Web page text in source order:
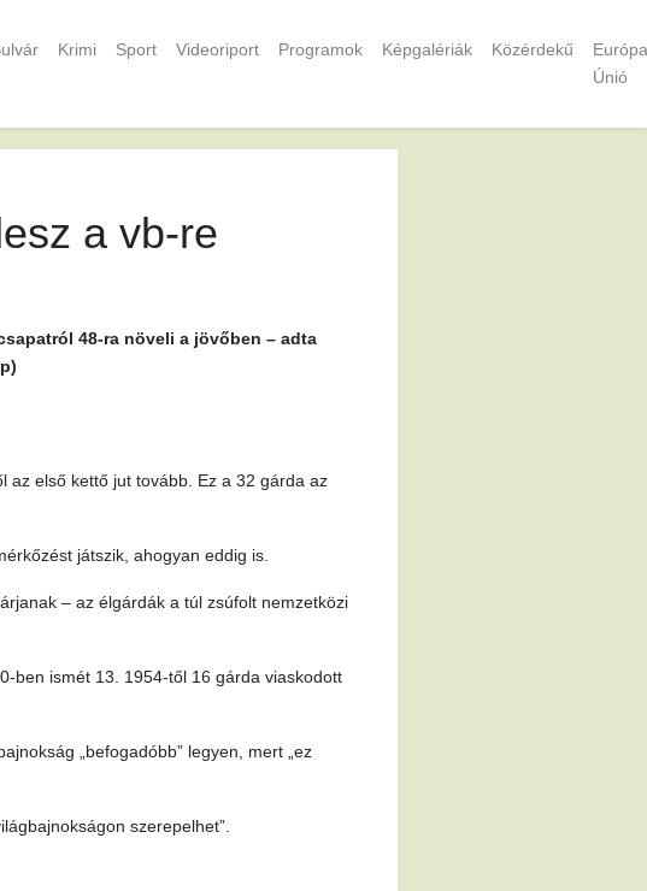
Krimi Sport Videoriport Programok Képgalériák Közérdekű
Únió
a vb-re
48-ra növeli a jövőben – adta
az első kettő jut tovább. Ez a 32 gárda az
játszik, ahogyan eddig is.
– az élgárdák a túl zsúfolt nemzetközi
ben ismét 13. 1954-től 16 gárda viaskodott
„befogadóbb” legyen, mert „ez
szerepelhet”.